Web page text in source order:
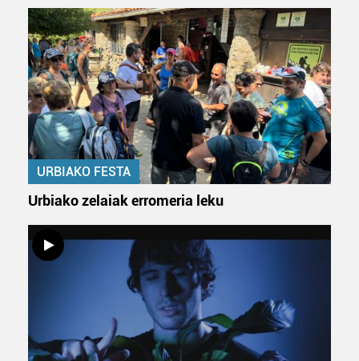
URBIAKO FESTA
Urbiako zelaiak erromeria leku